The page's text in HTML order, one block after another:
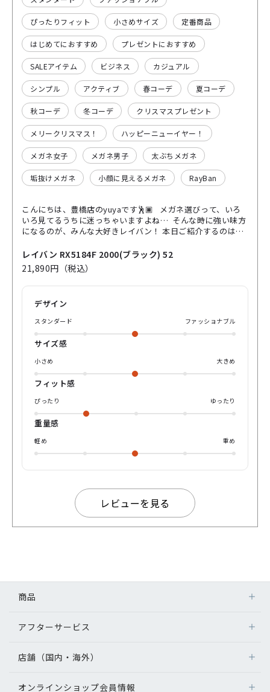
ぴったりフィット 小さめサイズ 定番商品
はじめてにおすすめ プレゼントにおすすめ
SALEアイテム ビジネス カジュアル
シンプル アクティブ 春コーデ 夏コーデ
秋コーデ 冬コーデ クリスマスプレゼント
メリークリスマス！ ハッピーニューイヤー！
メガネ女子 メガネ男子 太ぶちメガネ
垢抜けメガネ 小顔に見えるメガネ RayBan
こんにちは、豊橋店のyuyaです🕺🏿 メガネ選びって、いろ
いろ見てるうちに迷っちゃいますよね… そんな時に強い味方
になるのが、みんな大好きレイバン！ 本日ご紹介するのは、
かけやすい。」 その正体は…レイバンの名作ウェイファーラ
ーをベースにしつつ、メガネとして使いやすいように調整さ
れた 人気の定番モデルなんです！👯‍♀️ さらにこの「F」型番
はアジアンフィット🇯🇵 鼻がズレにくく、長時間かけても疲
クラシックなブラックカラーはどんなファッションにもスッ
と馴染む万能さ！ ビジネスも、休日カジュアルも、クールに
決まっちゃうんですよね🤵‍♂️ 📌こんな方におすすめ ・初めて
の本格フレームを探している ・どんな服にも合う万能さが欲
しい ・間違いのないブランド力で攻めたい 世界中で支持され
ている理由、ぜひ店頭で掛けて体感してください✨ 鏡の前で
「おっ、良いじゃん」と思わず言いたくなるはずです😁 気
になった方はぜひyuyaまで👋 yuyaでした、それではまた💁‍♂️
レイバン RX5184F 2000(ブラック) 52
21,890円（税込）
デザイン
スタンダード ファッショナブル
サイズ感
小さめ 大きめ
フィット感
ぴったり ゆったり
重量感
軽め 重め
レビューを見る
商品
アフターサービス
店舗（国内・海外）
オンラインショップ会員情報